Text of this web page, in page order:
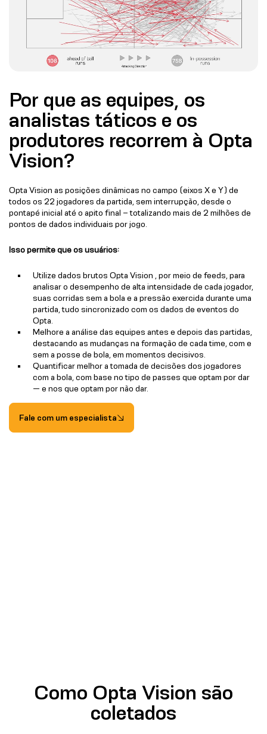
Por que as equipes, os
analistas táticos e os
produtores recorrem à Opta
Vision?
Opta Vision as posições dinâmicas no campo (eixos X e Y) de
todos os 22 jogadores da partida, sem interrupção, desde o
pontapé inicial até o apito final – totalizando mais de 2 milhões de
pontos de dados individuais por jogo.
Isso permite que os usuários:
Utilize dados brutos Opta Vision , por meio de feeds, para
analisar o desempenho de alta intensidade de cada jogador,
suas corridas sem a bola e a pressão exercida durante uma
partida, tudo sincronizado com os dados de eventos do
Opta.
Melhore a análise das equipes antes e depois das partidas,
destacando as mudanças na formação de cada time, com e
sem a posse de bola, em momentos decisivos.
Quantificar melhor a tomada de decisões dos jogadores
com a bola, com base no tipo de passes que optam por dar
— e nos que optam por não dar.
Fale com um especialista
Como Opta Vision são
coletados